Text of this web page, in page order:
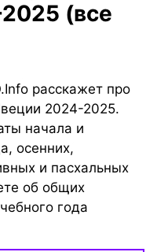
(все
расскажет про
2024-2025.
начала и
осенних,
и пасхальных
об общих
года